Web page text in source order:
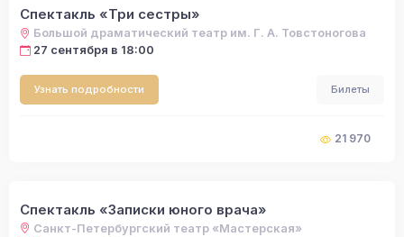
Спектакль «Три сестры»
Большой драматический театр им. Г. А. Товстоногова
27 сентября в 18:00
Узнать подробности Билеты
21 970
Спектакль «Записки юного врача»
Санкт-Петербургский театр «Мастерская»